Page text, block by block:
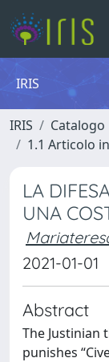
IRIS
IRIS Catalogo
1.1 Articolo
LA
UNA
2021-01-01
Abstract
The Justinian
punishes